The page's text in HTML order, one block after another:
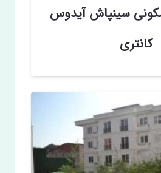
سینپاش آیدوس
کانتری